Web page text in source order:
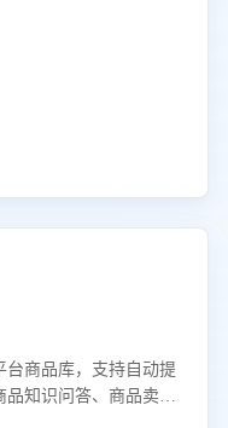
台商品库，支持自动提
知识问答、商品卖点